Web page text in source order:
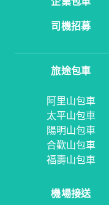
司機招募
旅途包車
阿里山包車
太平山包車
陽明山包車
合歡山包車
福壽山包車
機場接送